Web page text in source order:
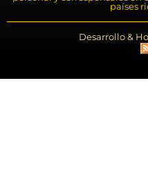
países
Desarrollo &